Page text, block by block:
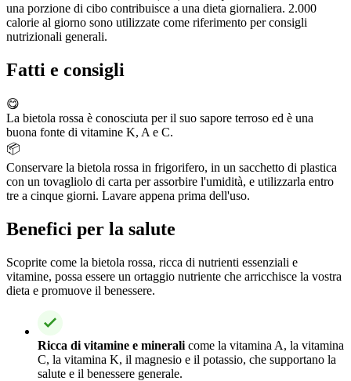
una porzione di cibo contribuisce a una dieta giornaliera. 2.000
calorie al giorno sono utilizzate come riferimento per consigli
nutrizionali generali.
Fatti e consigli
😋
La bietola rossa è conosciuta per il suo sapore terroso ed è una
buona fonte di vitamine K, A e C.
📦
Conservare la bietola rossa in frigorifero, in un sacchetto di plastica
con un tovagliolo di carta per assorbire l'umidità, e utilizzarla entro
tre a cinque giorni. Lavare appena prima dell'uso.
Benefici per la salute
Scoprite come la bietola rossa, ricca di nutrienti essenziali e
vitamine, possa essere un ortaggio nutriente che arricchisce la vostra
dieta e promuove il benessere.
Ricca di vitamine e minerali come la vitamina A, la vitamina
C, la vitamina K, il magnesio e il potassio, che supportano la
salute e il benessere generale.